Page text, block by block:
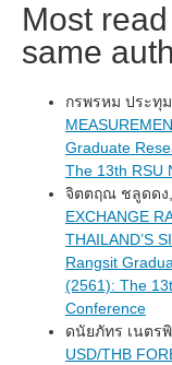
Most
same
กรพรหม ประทุ
Graduate
The 13th RSU
จิตตฤณ ชลูดดง
EXCHANGE
THAILAND’S
Rangsit
(2561): The
Conference
ดนัยภัทร เนตร
USD/THB